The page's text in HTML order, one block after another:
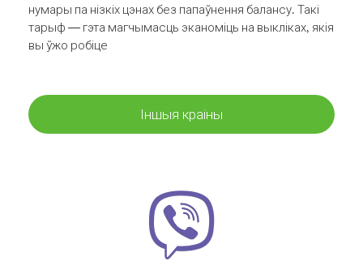
нумары па нізкіх цэнах без папаўнення балансу. Такі
тарыф — гэта магчымасць эканоміць на выкліках, якія
вы ўжо робіце
Іншыя краіны